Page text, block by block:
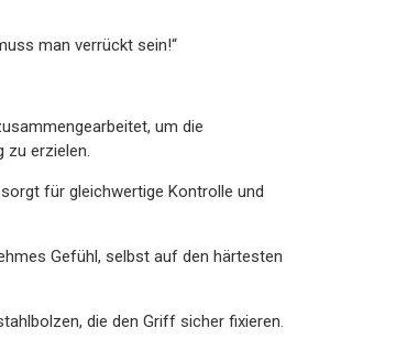
man verrückt sein!“
um die
zu erzielen.
für gleichwertige Kontrolle und
Gefühl, selbst auf den härtesten
die den Griff sicher fixieren.